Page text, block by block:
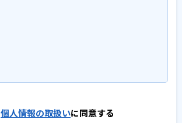
個人情報の取扱いに同意する